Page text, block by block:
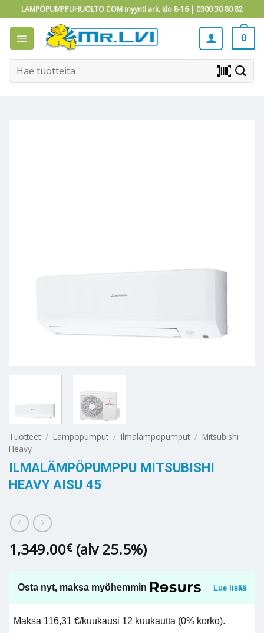
to
content
LÄMPÖPUMPPUHUOLTO.COM myynti ark. klo 8-16 | 0300 30 80 82
0
Etsi: barcode_scanner
Tuotteet / Lämpöpumput / Ilmalämpöpumput / Mitsubishi
Heavy
ILMALÄMPÖPUMPPU MITSUBISHI
HEAVY AISU 45
1,349.00€ (alv 25.5%)
Osta nyt, maksa myöhemmin Lue lisää
Maksa 116,31 €/kuukausi 12 kuukautta (0% korko).